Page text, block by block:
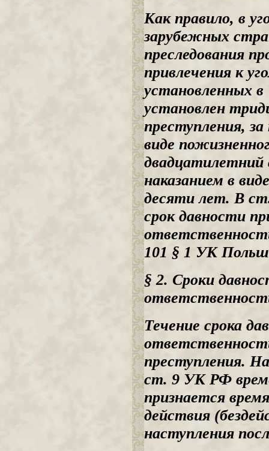
Как правило, в
зарубежных
преследования
привлечения к
установленных
установлен
преступления,
виде
двадцатилетний
наказанием в
десяти лет. В
срок давности
101 § 1 УК
§ 2. Сроки
Течение срока
преступления.
ст. 9 УК РФ
признается
действия
наступления